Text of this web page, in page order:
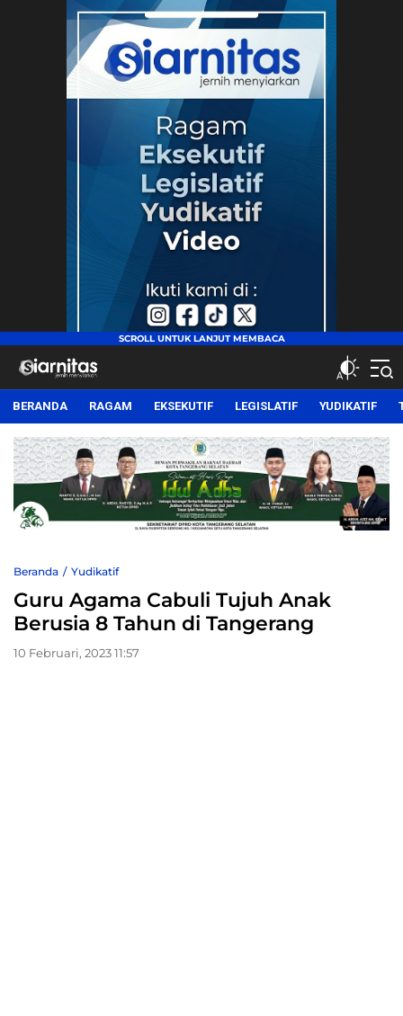
siarnitas
Jernih Menyiarkan
BERANDA RAGAM EKSEKUTIF LEGISLATIF YUDIKATIF
Beranda Yudikatif
Guru Agama Cabuli Tujuh Anak
Berusia 8 Tahun di Tangerang
10 Februari, 2023 11:57